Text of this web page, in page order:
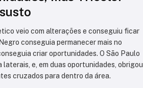
veio com alterações e conseguiu ficar
conseguia permanecer mais no
criar oportunidades. O São Paulo
e, em duas oportunidades, obrigou
cruzados para dentro da área.